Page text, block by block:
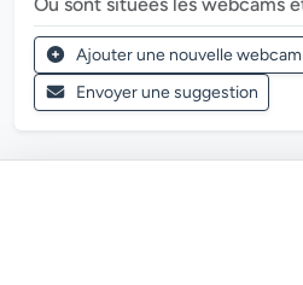
Ajouter une nouvelle webcam
Envoyer une suggestion